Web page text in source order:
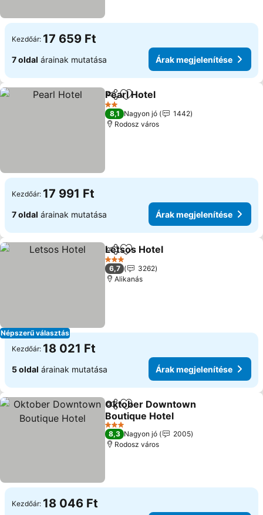
Kezdőár: 17 659 Ft
7 oldal árainak mutatása Árak megjelenítése
Megosztás
Hozzáadás a kedvencekhez
Pearl Hotel
2 Kategória
8,1 Nagyon jó
1442
Rodosz város
Kezdőár: 17 991 Ft
7 oldal árainak mutatása Árak megjelenítése
Népszerű választás
Megosztás
Hozzáadás a kedvencekhez
Letsos Hotel
3 Kategória
6,7
3262
Alikanás
Kezdőár: 18 021 Ft
5 oldal árainak mutatása Árak megjelenítése
Megosztás
Hozzáadás a kedvencekhez
Oktober Downtown
Boutique Hotel
3 Kategória
8,3 Nagyon jó
2005
Rodosz város
Kezdőár: 18 046 Ft